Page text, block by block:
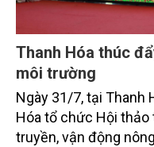
Thanh Hóa thúc
môi trường
Ngày 31/7, tại Thanh
Hóa tổ chức Hội thảo
truyền, vận động